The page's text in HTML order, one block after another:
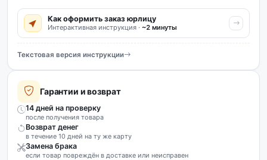
Как оформить заказ юрлицу
Интерактивная инструкция · ~2 минуты
Текстовая версия инструкции
Гарантии и возврат
14 дней на проверку
после получения товара
Возврат денег
в течение 10 дней на ту же карту
Замена брака
если товар повреждён в доставке или неисправен